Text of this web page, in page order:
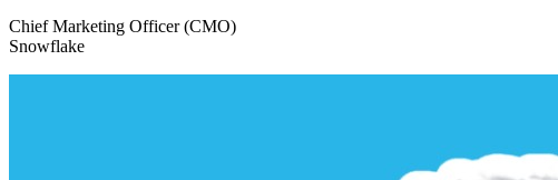
Chief Marketing Officer (CMO)
Snowflake